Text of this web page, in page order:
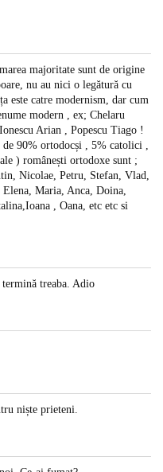
majoritate sunt de origine
nu au nici o legătură cu
este catre modernism, dar cum
modern , ex; Chelaru
Arian , Popescu Tiago !
90% ortodocși , 5% catolici ,
) românești ortodoxe sunt ;
Nicolae, Petru, Stefan, Vlad,
Maria, Anca, Doina,
, Oana, etc etc si
termină treaba. Adio
niște prieteni.